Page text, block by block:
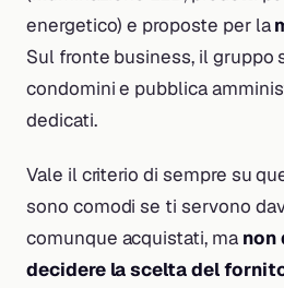
energetico) e proposte per la
Sul fronte business, il gruppo
condomini e pubblica
dedicati.
Vale il criterio di sempre su
sono comodi se ti servono
comunque acquistati, ma non
decidere la scelta del